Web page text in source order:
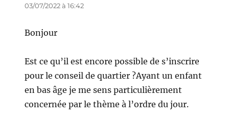
03/07/2022 à 16:42
Bonjour
Est ce qu’il est encore possible de s’inscrire
pour le conseil de quartier ?Ayant un enfant
en bas âge je me sens particulièrement
concernée par le thème à l’ordre du jour.